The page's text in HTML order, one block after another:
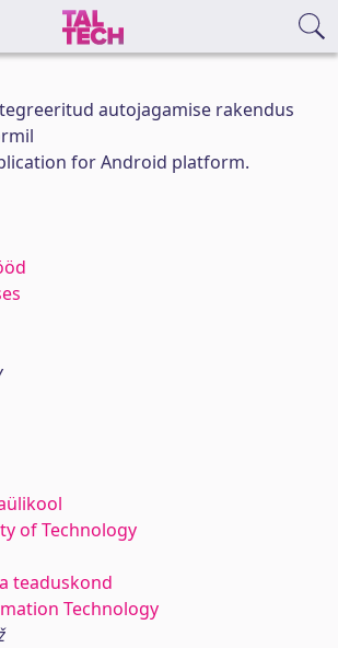
autojagamise rakendus
for Android platform.
of Technology
teaduskond
Technology